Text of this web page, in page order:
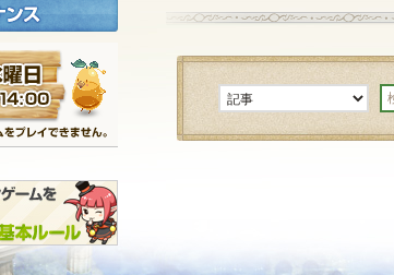
毎週水曜日 10:30～14:00